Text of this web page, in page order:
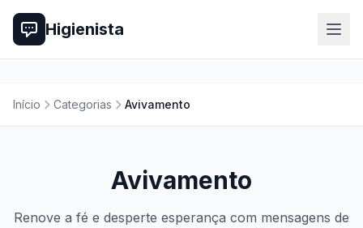
Higienista
Início Categorias Avivamento
Avivamento
Renove a fé e desperte esperança com mensagens de